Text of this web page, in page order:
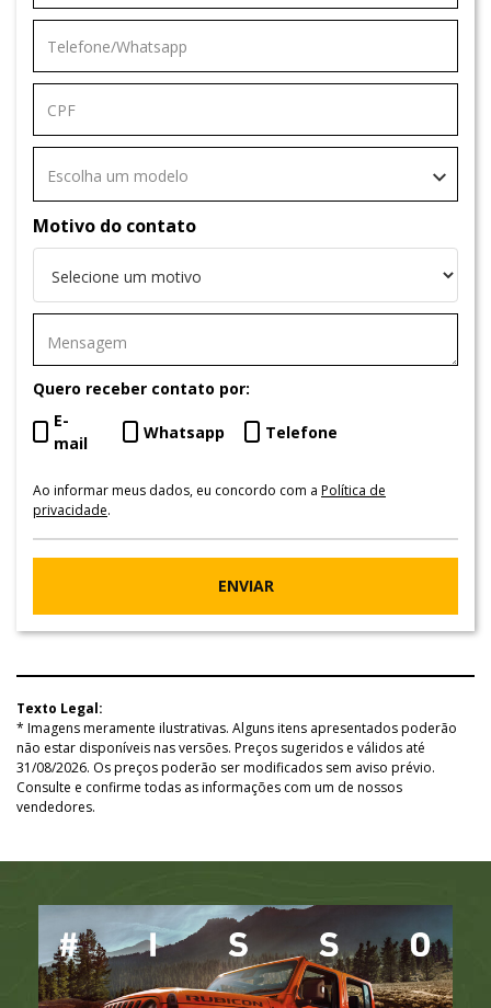
Escolha um modelo
Motivo do contato
Quero receber contato por:
E-
mail
Whatsapp Telefone
Ao informar meus dados, eu concordo com a Política de
privacidade.
ENVIAR
Texto Legal:
* Imagens meramente ilustrativas. Alguns itens apresentados poderão
não estar disponíveis nas versões. Preços sugeridos e válidos até
31/08/2026. Os preços poderão ser modificados sem aviso prévio.
Consulte e confirme todas as informações com um de nossos
vendedores.